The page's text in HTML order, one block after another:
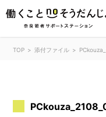
TOP 添付ファイル